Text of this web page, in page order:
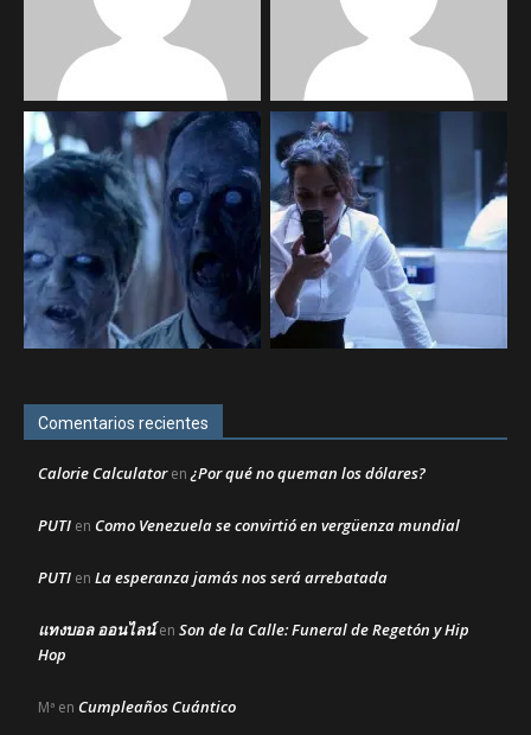
Comentarios recientes
Calorie Calculatoren¿Por qué no queman los dólares?
PUTI en Como Venezuela se convirtió en vergüenza mundial
PUTI en La esperanza jamás nos será arrebatada
แทงบอล ออนไลน์en Son de la Calle: Funeral de Regetón y Hip
Hop
Mª en Cumpleaños Cuántico